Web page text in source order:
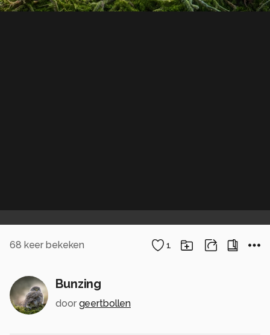
68 keer bekeken 1
Bunzing
door geertbollen